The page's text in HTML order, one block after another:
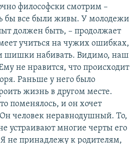
философски смотрим –
бы все были живы. У молодежи
должен быть, – продолжает
учиться на чужих ошибках,
шишки набивать. Видимо, наш
не нравится, что происходит
Раньше у него было
жизнь в другом месте.
поменялось, и он хочет
человек неравнодушный. То,
устраивают многие черты его
Я не принадлежу к родителям,